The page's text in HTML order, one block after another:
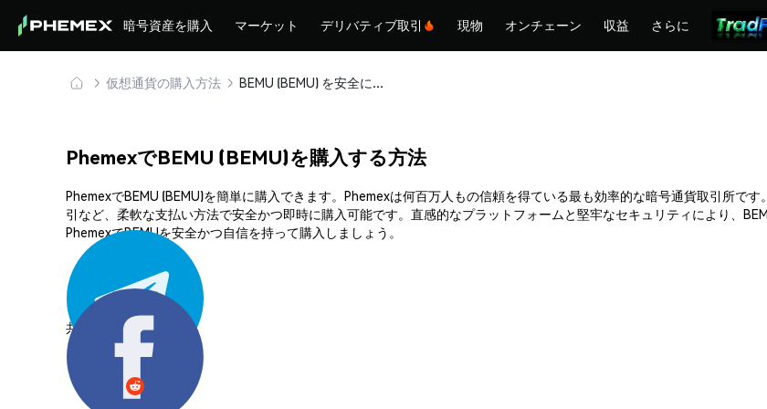
暗号資産を購入 マーケット デリバティブ取引 現物 オンチェーン 収益 さらに
仮想通貨の購入方法 BEMU (BEMU) を安全に購入・保管
PhemexでBEMU (BEMU)を購入する方法
PhemexでBEMU (BEMU)を簡単に購入できます。Phemexは何百万人もの信頼を得ている最も効率的な暗号通貨取引所で
引など、柔軟な支払い方法で安全かつ即時に購入可能です。直感的なプラットフォームと堅牢なセキュリティにより、
PhemexでBEMUを安全かつ自信を持って購入しましょう。
共有する: